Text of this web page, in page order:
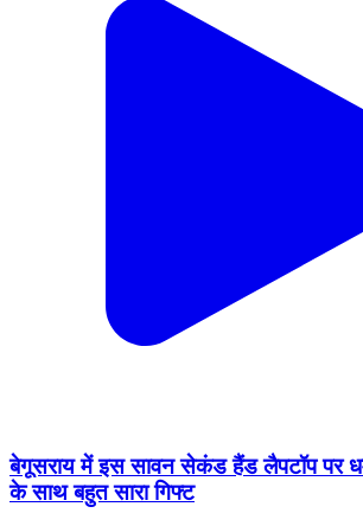
बेगूसराय में इस सावन सेकंड हैंड लैपटॉप पर
के साथ बहुत सारा गिफ्ट